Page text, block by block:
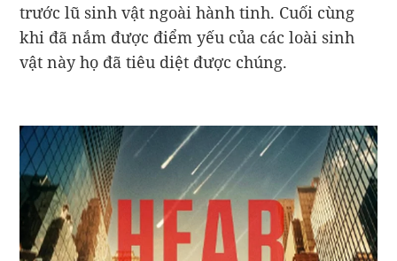
trước lũ sinh vật ngoài hành tinh. Cuối cùng
khi đã nắm được điểm yếu của các loài sinh
vật này họ đã tiêu diệt được chúng.